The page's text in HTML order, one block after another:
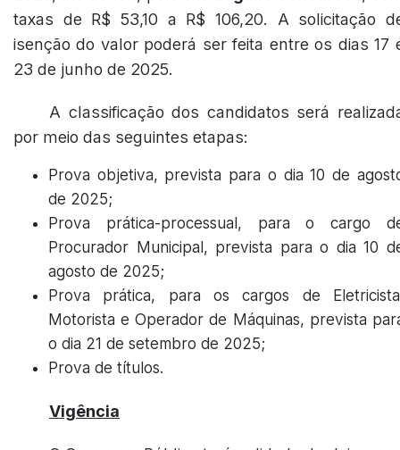
taxas de R$ 53,10 a R$ 106,20. A solicitação
isenção do valor poderá ser feita entre os dias 17
23 de junho de 2025.
A classificação dos candidatos será
por meio das seguintes etapas:
Prova objetiva, prevista para o dia 10 de
de 2025;
Prova prática-processual, para o cargo
Procurador Municipal, prevista para o dia 10
agosto de 2025;
Prova prática, para os cargos de
Motorista e Operador de Máquinas, prevista
o dia 21 de setembro de 2025;
Prova de títulos.
Vigência